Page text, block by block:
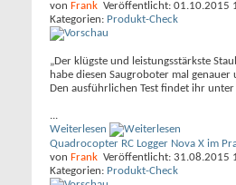
von Frank Veröffentlicht: 01.10.2015
Kategorien: Produkt-Check
„Der klügste und leistungsstärkste
habe diesen Saugroboter mal
Den ausführlichen Test findet ihr unter
...
Weiterlesen
Quadrocopter RC Logger Nova X im
von Frank Veröffentlicht: 31.08.2015
Kategorien: Produkt-Check